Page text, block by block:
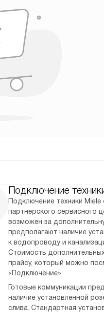
Подключение
Подключение техники
партнерского сервисного
возможен за
предполагают наличие
к водопроводу и
Стоимость
прайсу, который можно
«Подключение».
Готовые коммуникации
наличие установленной
слива. Стандартная